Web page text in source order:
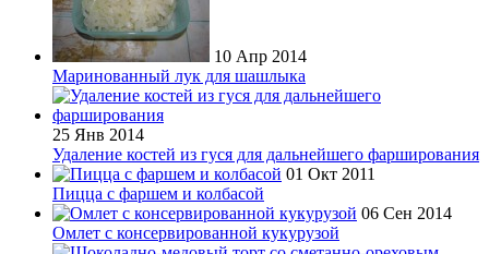
10 Апр 2014
Маринованный лук для шашлыка
25 Янв 2014
Удаление костей из гуся для дальнейшего фарширования
01 Окт 2011
Пицца с фаршем и колбасой
06 Сен 2014
Омлет с консервированной кукурузой